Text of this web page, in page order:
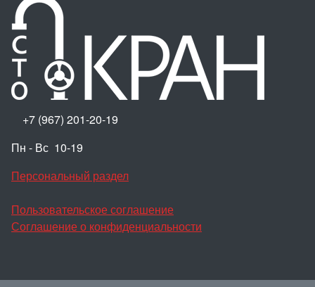
+7 (967) 201-20-19
Пн - Вс 10-19
Персональный раздел
Пользовательское соглашение
Соглашение о конфиденциальности